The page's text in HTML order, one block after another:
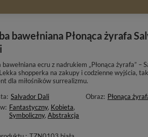
bawełniana Płonąca żyrafa
bawełniana ecru z nadrukiem „Płonąca żyrafa” –
shopperka na zakupy i codzienne wyjścia,
dla miłośników surrealizmu.
Salvador Dali Obraz: Płonąca
Fantastyczny, Kobieta,
Symboliczny,Abstrakcja